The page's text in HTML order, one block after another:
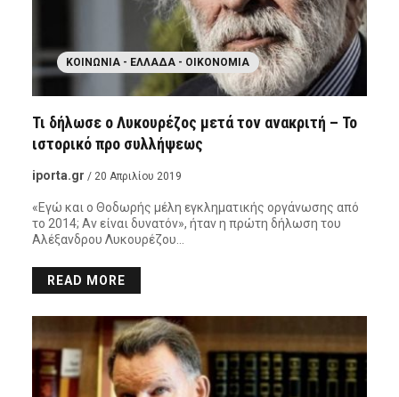
ΚΟΙΝΩΝΊΑ - ΕΛΛΆΔΑ - ΟΙΚΟΝΟΜΊΑ
Τι δήλωσε ο Λυκουρέζος μετά τον ανακριτή – Το
ιστορικό προ συλλήψεως
iporta.gr / 20 Απριλίου 2019
«Εγώ και ο Θοδωρής μέλη εγκληματικής οργάνωσης από
το 2014; Αν είναι δυνατόν», ήταν η πρώτη δήλωση του
Αλέξανδρου Λυκουρέζου…
READ MORE